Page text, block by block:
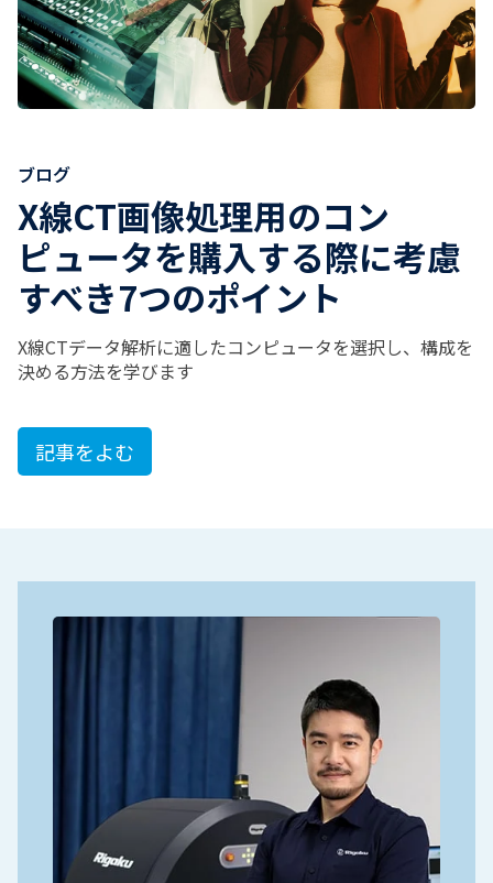
ブログ
X線CT画像処理用のコン
ピュータを購入する際に考慮
すべき7つのポイント
X線CTデータ解析に適したコンピュータを選択し、構成を
決める方法を学びます
記事をよむ